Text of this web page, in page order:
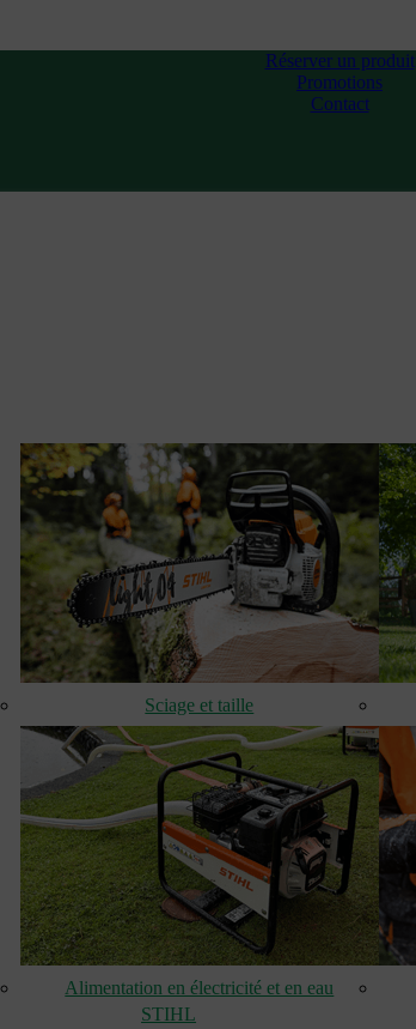
Réserver un produit
Promotions
Contact
Sciage et taille
Alimentation en électricité et en eau
STIHL